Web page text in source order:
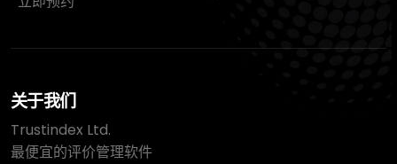
关于我们
Trustindex Ltd.
最便宜的评价管理软件